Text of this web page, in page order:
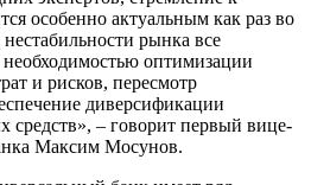
особенно актуальным как раз во
рынка все
оптимизации
и рисков, пересмотр
диверсификации
– говорит первый вице-
Максим Мосунов.